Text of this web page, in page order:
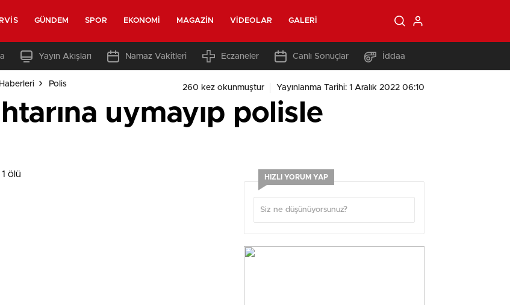
GÜNDEM SPOR EKONOMI MAGAZIN VIDEOLAR GALERI
Yayın Akışları Namaz Vakitleri Eczaneler Canlı Sonuçlar İddaa
Polis 260 kez okunmuştur Yayınlanma Tarihi: 1 Aralık 2022 06:10
uymayıp polisle
HIZLI YORUM YAP